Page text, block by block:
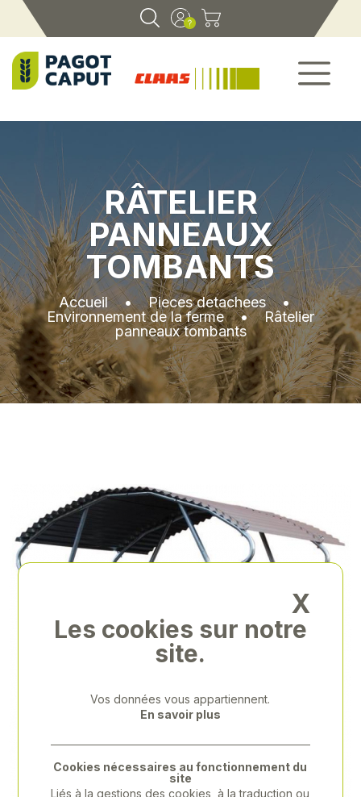
RÂTELIER
PANNEAUX
TOMBANTS
Accueil•Pieces detachees•
Environnement de la ferme•Râtelier
panneaux tombants
X
Les cookies sur notre
site.
Vos données vous appartiennent.
En savoir plus
Cookies nécessaires au fonctionnement du
site
Liés à la gestions des cookies, à la traduction ou